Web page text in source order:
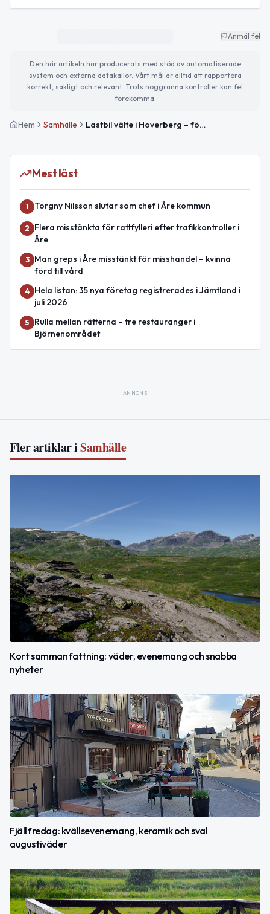
Anmäl fel
Den här artikeln har producerats med stöd av automatiserade
system och externa datakällor. Vårt mål är alltid att rapportera
korrekt, sakligt och relevant. Trots noggranna kontroller kan fel
förekomma.
Hem Samhälle Lastbil välte i Hoverberg – föraren klarade sig oskadd
Mest läst
1 Torgny Nilsson slutar som chef i Åre kommun
2
Flera misstänkta för rattfylleri efter trafikkontroller i
Åre
3
Man greps i Åre misstänkt för misshandel – kvinna
förd till vård
4
Hela listan: 35 nya företag registrerades i Jämtland i
juli 2026
5
Rulla mellan rätterna – tre restauranger i
Björnenområdet
ANNONS
Fler artiklar iSamhälle
Kort sammanfattning: väder, evenemang och snabba
nyheter
Fjällfredag: kvällsevenemang, keramik och sval
augustiväder